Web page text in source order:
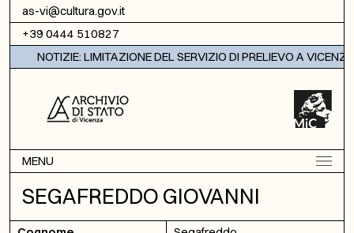
Vai al contenuto
as-vi@cultura.gov.it
+39 0444 510827
NOTIZIE: LIMITAZIONE DEL SERVIZIO DI PRELIEVO A VICENZA
MENU
SEGAFREDDO GIOVANNI